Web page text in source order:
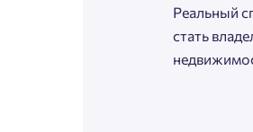
Реальный
стать